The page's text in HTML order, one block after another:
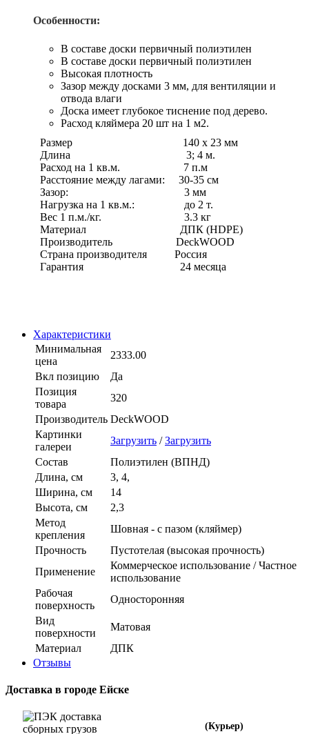
Особенности:
В составе доски первичный полиэтилен
В составе доски первичный полиэтилен
Высокая плотность
Зазор между досками 3 мм, для вентиляции и
отвода влаги
Доска имеет глубокое тиснение под дерево.
Расход кляймера 20 шт на 1 м2.
Размер 140 х 23 мм
Длина 3; 4 м.
Расход на 1 кв.м. 7 п.м
Расстояние между лагами: 30-35 см
Зазор: 3 мм
Нагрузка на 1 кв.м.: до 2 т.
Вес 1 п.м./кг. 3.3 кг
Материал ДПК (HDPE)
Производитель DeckWOOD
Страна производителя Россия
Гарантия 24 месяца
Характеристики
Минимальная
цена
2333.00
Вкл позицию
Да
Позиция
товара
320
Производитель DeckWOOD
Картинки
галереи
Загрузить /Загрузить
Состав
Полиэтилен (ВПНД)
Длина, см
3, 4,
Ширина, см
14
Высота, см
2,3
Метод
крепления
Шовная - с пазом (кляймер)
Прочность
Пустотелая (высокая прочность)
Применение
Коммерческое использование / Частное
использование
Рабочая
поверхность
Односторонняя
Вид
поверхности
Матовая
Материал
ДПК
Отзывы
Доставка в городе Ейске
(Курьер)